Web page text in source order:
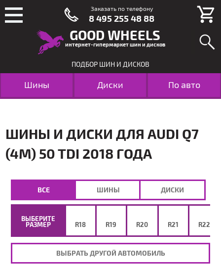
GOOD WHEELS
интернет-гипермаркет шин и дисков
ПОДБОР ШИН И ДИСКОВ
Шины Диски По авто
ШИНЫ И ДИСКИ ДЛЯ AUDI Q7
(4M) 50 TDI 2018 ГОДА
ВЫБЕРИТЕ
РАЗМЕР
R18 R19 R20 R21 R22
ВЫБРАТЬ ДРУГОЙ АВТОМОБИЛЬ
ВСЕ ШИНЫ ДИСКИ
Заказать по телефону
8 495 255 48 88